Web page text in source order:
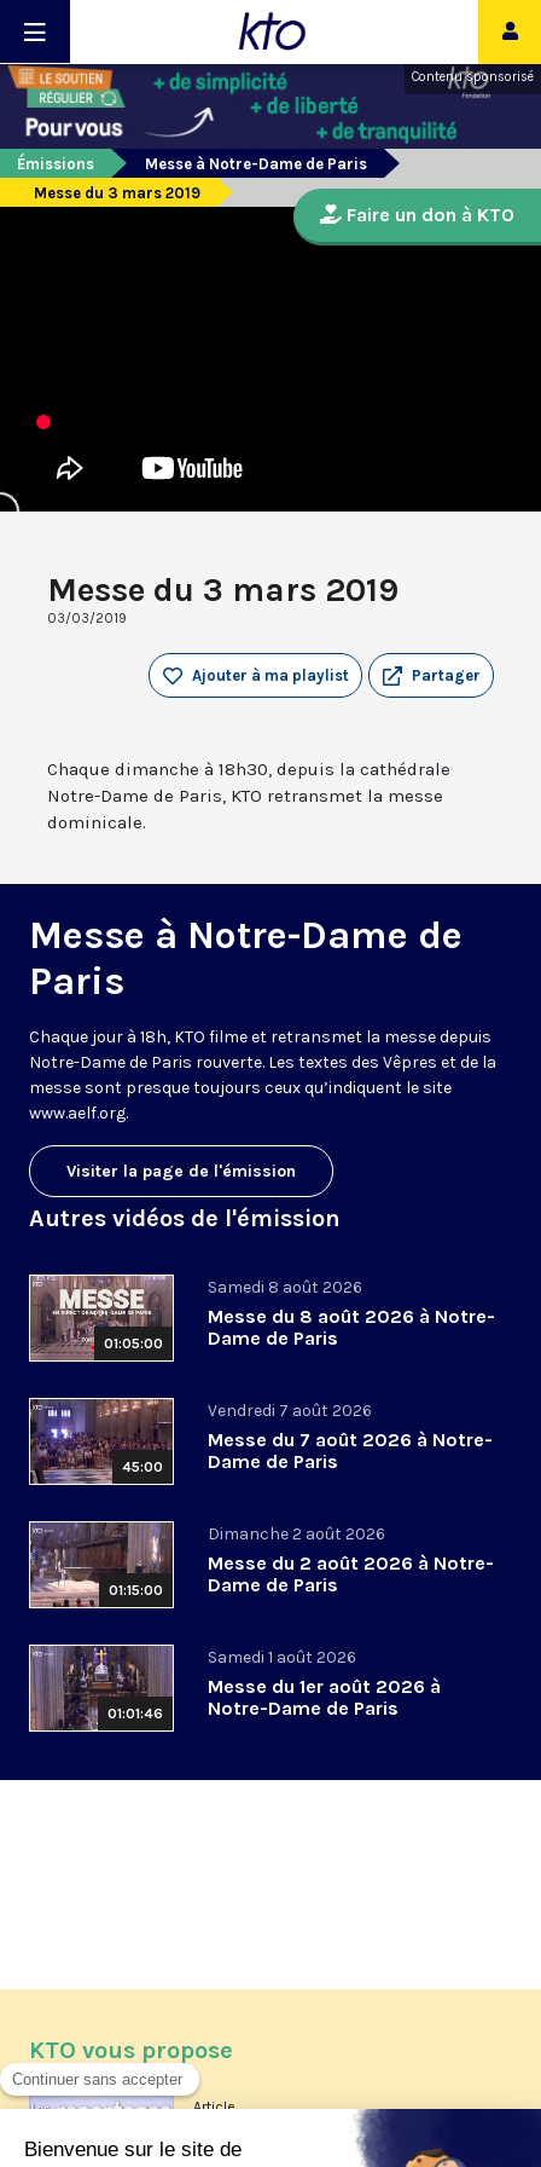
Contenu sponsorisé
Émissions
Messe à Notre-Dame de Paris
Messe du 3 mars 2019
Messe du 3 mars 2019
03/03/2019
Partager
Ajouter à ma playlist
Chaque dimanche à 18h30, depuis la cathédrale
Notre-Dame de Paris, KTO retransmet la messe
dominicale.
Messe à Notre-Dame de
Paris
Chaque jour à 18h, KTO filme et retransmet la messe depuis
Notre-Dame de Paris rouverte. Les textes des Vêpres et de la
messe sont presque toujours ceux qu’indiquent le site
www.aelf.org.
Visiter la page de l'émission
Autres vidéos de l'émission
01:05:00
Samedi 8 août 2026
Messe du 8 août 2026 à Notre-
Dame de Paris
45:00
Vendredi 7 août 2026
Messe du 7 août 2026 à Notre-
Dame de Paris
01:15:00
Dimanche 2 août 2026
Messe du 2 août 2026 à Notre-
Dame de Paris
01:01:46
Samedi 1 août 2026
Messe du 1er août 2026 à
Notre-Dame de Paris
Faire un don à KTO
KTO vous propose
Article
Les reportages d'été 2026 de KTO